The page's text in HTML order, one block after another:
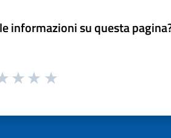
informazioni su questa